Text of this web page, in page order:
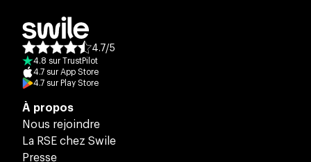
Note moyenne des avis :
4.7/5
4.8 sur TrustPilot
4.7 sur App Store
4.7 sur Play Store
À propos
Nous rejoindre
La RSE chez Swile
Presse